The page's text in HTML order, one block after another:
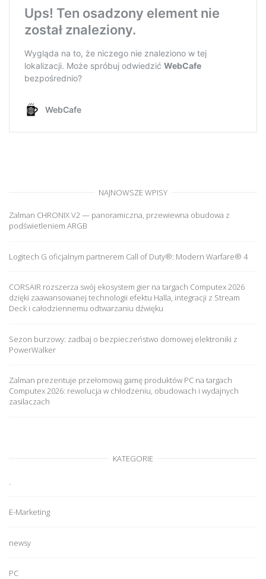
NAJNOWSZE WPISY
Zalman CHRONIX V2 — panoramiczna, przewiewna obudowa z
podświetleniem ARGB
Logitech G oficjalnym partnerem Call of Duty®: Modern Warfare® 4
CORSAIR rozszerza swój ekosystem gier na targach Computex 2026
dzięki zaawansowanej technologii efektu Halla, integracji z Stream
Deck i całodziennemu odtwarzaniu dźwięku
Sezon burzowy: zadbaj o bezpieczeństwo domowej elektroniki z
PowerWalker
Zalman prezentuje przełomową gamę produktów PC na targach
Computex 2026: rewolucja w chłodzeniu, obudowach i wydajnych
zasilaczach
KATEGORIE
E-Marketing
newsy
PC